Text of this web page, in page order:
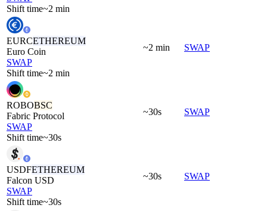
Shift time~2 min
EURCETHEREUM
Euro Coin
SWAP
Shift time~2 min
~2 min SWAP
ROBOBSC
Fabric Protocol
SWAP
Shift time~30s
~30s SWAP
USDFETHEREUM
Falcon USD
SWAP
Shift time~30s
~30s SWAP